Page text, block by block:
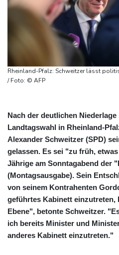
Rheinland-Pfalz: Schweitzer lässt
/ Foto: © AFP
Nach der deutlichen
Landtagswahl in Rheinland-
Alexander Schweitzer (SPD)
gelassen. Es sei "zu früh,
Jährige am Sonntagabend der
(Montagsausgabe). Sein
von seinem Kontrahenten
geführtes Kabinett einzutreten,
Ebene", betonte Schweitzer.
ich bereits Minister und
anderes Kabinett einzutreten."